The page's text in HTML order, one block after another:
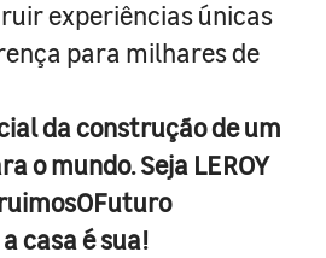
experiências únicas
para milhares de
da construção de um
o mundo. Seja LEROY
casa é sua!